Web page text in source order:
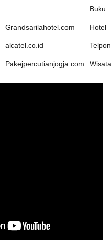
Buku
Grandsarilahotel.com Hotel
alcatel.co.id Telpon
Pakejpercutianjogja.com Wisata